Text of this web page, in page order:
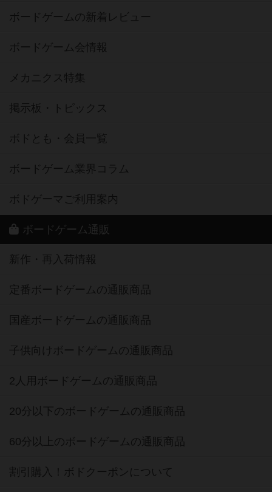
ボードゲームの新着レビュー
ボードゲーム会情報
メカニクス特集
掲示板・トピックス
ボドとも・会員一覧
ボードゲーム業界コラム
ボドゲーマご利用案内
ボードゲーム通販
新作・再入荷情報
定番ボードゲームの通販商品
国産ボードゲームの通販商品
子供向けボードゲームの通販商品
2人用ボードゲームの通販商品
20分以下のボードゲームの通販商品
60分以上のボードゲームの通販商品
割引購入！ボドクーポンについて